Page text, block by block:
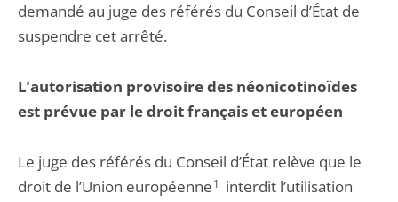
demandé au juge des référés du Conseil d’État de
suspendre cet arrêté.
L’autorisation provisoire des néonicotinoïdes
est prévue par le droit français et européen
Le juge des référés du Conseil d’État relève que le
droit de l’Union européenne1 interdit l’utilisation